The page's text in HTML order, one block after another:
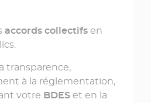
accords collectifs en
transparence,
à la réglementation,
votre BDES et en la